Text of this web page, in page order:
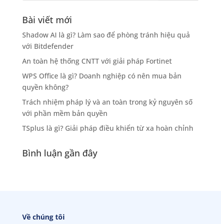
Bài viết mới
Shadow AI là gì? Làm sao để phòng tránh hiệu quả
với Bitdefender
An toàn hệ thống CNTT với giải pháp Fortinet
WPS Office là gì? Doanh nghiệp có nên mua bản
quyền không?
Trách nhiệm pháp lý và an toàn trong kỷ nguyên số
với phần mềm bản quyền
TSplus là gì? Giải pháp điều khiển từ xa hoàn chỉnh
Bình luận gần đây
Về chúng tôi